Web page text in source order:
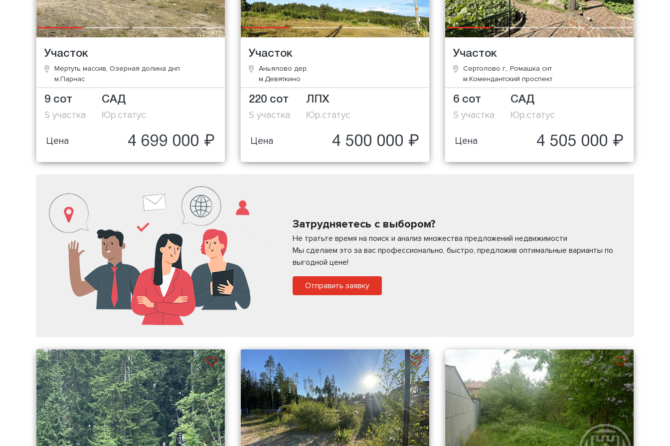
Участок
Мертуть массив, Озерная долина днп
м.Парнас
9 сот
S участка
САД
Юр.статус
Цена 4 699 000 ₽
Участок
Аньялово дер.
м.Девяткино
220 сот
S участка
ЛПХ
Юр.статус
Цена 4 500 000 ₽
Участок
Сертолово г., Ромашка снт
м.Комендантский проспект
6 сот
S участка
САД
Юр.статус
Цена 4 505 000 ₽
Затрудняетесь с выбором?
Не тратьте время на поиск и анализ множества предложений недвижимости
Мы сделаем это за вас профессионально, быстро, предложив оптимальные варианты по
выгодной цене!
Отправить заявку